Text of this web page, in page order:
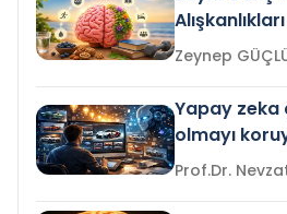
Alışkanlıkları
Zeynep
Yapay zeka
olmayı